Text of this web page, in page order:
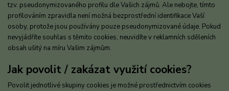
tzv. pseudonymizovaného profilu dle Vašich zájmů. Ale nebojte, tímto
profilováním zpravidla není možná bezprostřední identifikace Vaší
osoby, protože jsou používány pouze pseudonymizované údaje. Pokud
nevyjádříte souhlas s těmito cookies, neuvidíte v reklamních sděleních
obsah ušitý na míru Vašim zájmům.
Jak povolit / zakázat využití cookies?
Povolit jednotlivé skupiny cookies je možné prostřednictvím cookies